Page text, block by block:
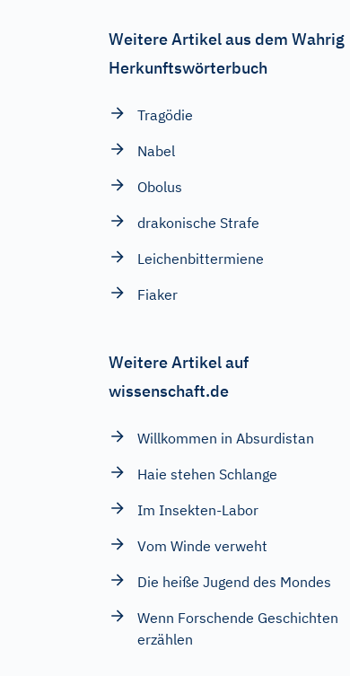
Weitere Artikel aus dem Wahrig
Herkunftswörterbuch
Tragödie
Nabel
Obolus
drakonische Strafe
Leichenbittermiene
Fiaker
Weitere Artikel auf
wissenschaft.de
Willkommen in Absurdistan
Haie stehen Schlange
Im Insekten-Labor
Vom Winde verweht
Die heiße Jugend des Mondes
Wenn Forschende Geschichten
erzählen